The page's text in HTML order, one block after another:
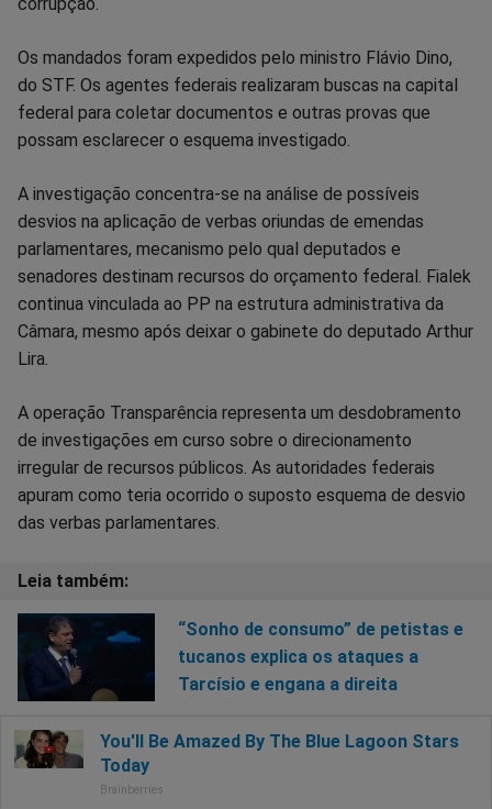
Os mandados foram expedidos pelo ministro Flávio Dino,
do STF. Os agentes federais realizaram buscas na capital
federal para coletar documentos e outras provas que
possam esclarecer o esquema investigado.
A investigação concentra-se na análise de possíveis
desvios na aplicação de verbas oriundas de emendas
parlamentares, mecanismo pelo qual deputados e
senadores destinam recursos do orçamento federal. Fialek
continua vinculada ao PP na estrutura administrativa da
Câmara, mesmo após deixar o gabinete do deputado Arthur
Lira.
A operação Transparência representa um desdobramento
de investigações em curso sobre o direcionamento
irregular de recursos públicos. As autoridades federais
apuram como teria ocorrido o suposto esquema de desvio
das verbas parlamentares.
“Sonho de consumo” de petistas e
tucanos explica os ataques a
Tarcísio e engana a direita